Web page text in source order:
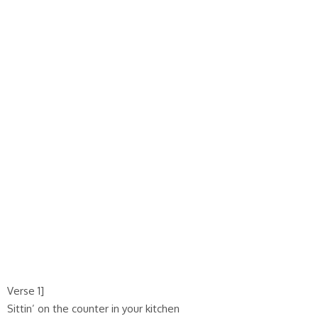
Verse 1]
Sittin’ on the counter in your kitchen